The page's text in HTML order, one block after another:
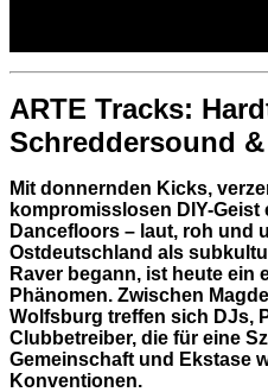
ARTE Tracks:
Schreddersound
Mit donnernden Kicks,
kompromisslosen DIY-
Dancefloors – laut, roh und
Ostdeutschland als
Raver begann, ist heute ein
Phänomen. Zwischen
Wolfsburg treffen sich DJs,
Clubbetreiber, die für eine
Gemeinschaft und Ekstase
Konventionen.